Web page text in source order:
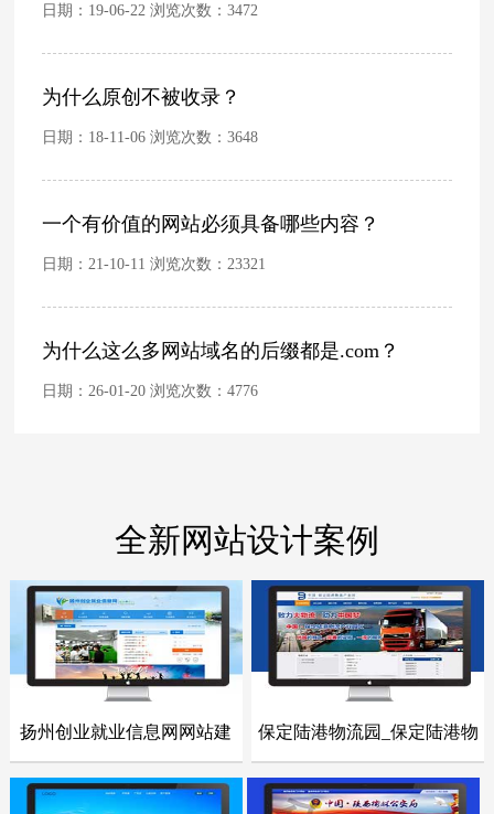
日期：19-06-22 浏览次数：3472
为什么原创不被收录？
日期：18-11-06 浏览次数：3648
一个有价值的网站必须具备哪些内容？
日期：21-10-11 浏览次数： 23321
为什么这么多网站域名的后缀都是.com？
日期：26-01-20 浏览次数：4776
全新网站设计案例
- 网站建设案例 -
扬州创业就业信息网网站建
- 网站建设案例 -
保定陆港物流园_保定陆港物